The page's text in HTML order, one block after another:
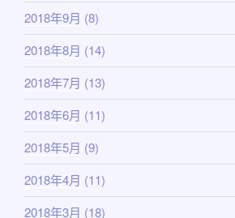
2018年9月 (8)
2018年8月 (14)
2018年7月 (13)
2018年6月 (11)
2018年5月 (9)
2018年4月 (11)
2018年3月 (18)